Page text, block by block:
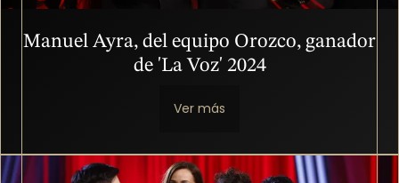
Manuel Ayra, del equipo Orozco, ganador
de 'La Voz' 2024
Ver más
Imagen